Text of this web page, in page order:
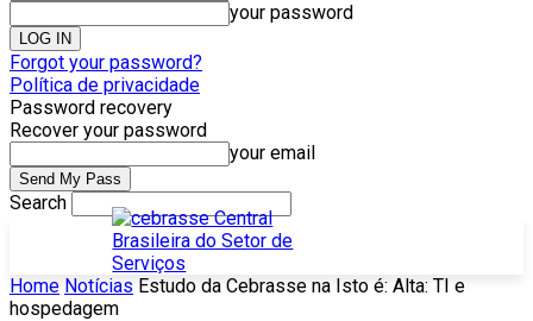
your password
Forgot your password?
Política de privacidade
Password recovery
Recover your password
your email
Search
Home Notícias Estudo da Cebrasse na Isto é: Alta: TI e
hospedagem